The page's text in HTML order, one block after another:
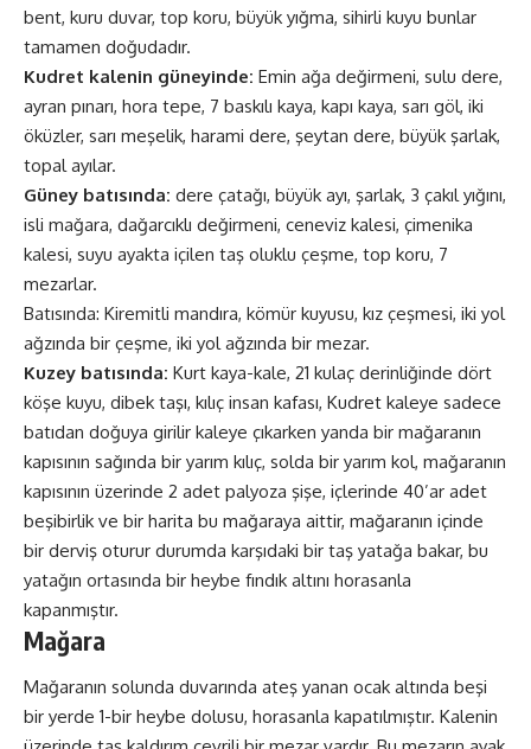
bent, kuru duvar, top koru, büyük yığma, sihirli kuyu bunlar
tamamen doğudadır.
Kudret kalenin güneyinde: Emin ağa değirmeni, sulu dere,
ayran pınarı, hora tepe, 7 baskılı kaya, kapı kaya, sarı göl, iki
öküzler, sarı meşelik, harami dere, şeytan dere, büyük şarlak,
topal ayılar.
Güney batısında: dere çatağı, büyük ayı, şarlak, 3 çakıl yığını,
isli mağara, dağarcıklı değirmeni, ceneviz kalesi, çimenika
kalesi, suyu ayakta içilen taş oluklu çeşme, top koru, 7
mezarlar.
Batısında: Kiremitli mandıra, kömür kuyusu, kız çeşmesi, iki yol
ağzında bir çeşme, iki yol ağzında bir mezar.
Kuzey batısında: Kurt kaya-kale, 21 kulaç derinliğinde dört
köşe kuyu, dibek taşı, kılıç insan kafası, Kudret kaleye sadece
batıdan doğuya girilir kaleye çıkarken yanda bir mağaranın
kapısının sağında bir yarım kılıç, solda bir yarım kol, mağaranın
kapısının üzerinde 2 adet palyoza şişe, içlerinde 40’ar adet
beşibirlik ve bir harita bu mağaraya aittir, mağaranın içinde
bir derviş oturur durumda karşıdaki bir taş yatağa bakar, bu
yatağın ortasında bir heybe fındık altını horasanla
kapanmıştır.
Mağara
Mağaranın solunda duvarında ateş yanan ocak altında beşi
bir yerde 1-bir heybe dolusu, horasanla kapatılmıştır. Kalenin